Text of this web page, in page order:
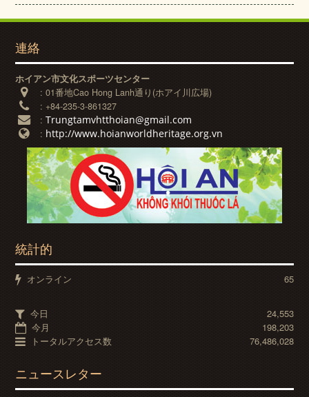
連絡
ホイアン市文化スポーツセンター
:01番地Cao Hong Lanh通り(ホアイ川広場)
:+84-235-3-861327
:Trungtamvhtthoian@gmail.com
: http://www.hoianworldheritage.org.vn
統計的
オンライン 65
今日
24,553
今月
198,203
トータルアクセス数
76,486,028
ニュースレター